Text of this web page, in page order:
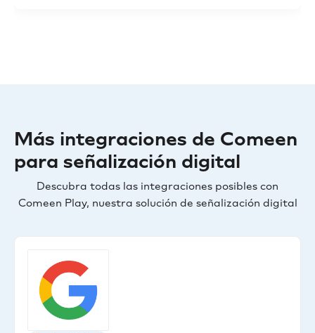
Más integraciones de Comeen
para señalización digital
Descubra todas las integraciones posibles con
Comeen Play, nuestra solución de señalización digital